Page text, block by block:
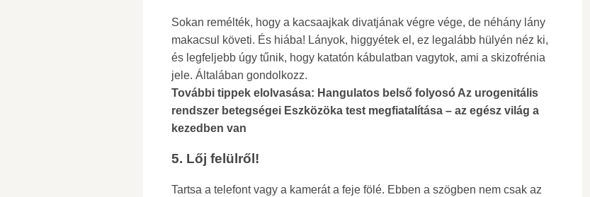
Sokan remélték, hogy a kacsaajkak divatjának végre vége, de néhány lány
makacsul követi. És hiába! Lányok, higgyétek el, ez legalább hülyén néz ki,
és legfeljebb úgy tűnik, hogy katatón kábulatban vagytok, ami a skizofrénia
jele. Általában gondolkozz.
További tippek elolvasása: Hangulatos belső folyosó Az urogenitális
rendszer betegségei Eszközöka test megfiatalítása – az egész világ a
kezedben van
5. Lőj felülről!
Tartsa a telefont vagy a kamerát a feje fölé. Ebben a szögben nem csak az